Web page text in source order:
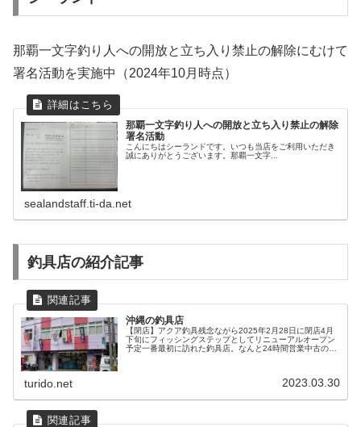
那覇一文字釣り人への開放と立ち入り禁止の解除にむけて
署名活動を実施中（2024年10月時点）
那覇一文字釣り人への開放と立ち入り禁止の解除
署名活動
こんにちはシーランドです。いつも当店をご利用いただき
誠にありがとうございます。那覇一文字...
sealandstaff.ti-da.net
釣具店の紹介記事
沖縄の釣具店
【閉店】アクア釣具残念ながら2025年2月28日に閉店4月
下旬にフィッシングステップとしてリニューアルオープン
予定一番最初に訪れた釣具店。なんと24時間営業中古の釣
turido.net 2023.03.30